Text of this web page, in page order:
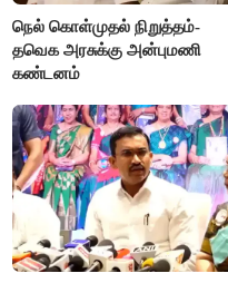
நெல் கொள்முதல் நிறுத்தம்-
தவெக அரசுக்கு அன்புமணி
கண்டனம்